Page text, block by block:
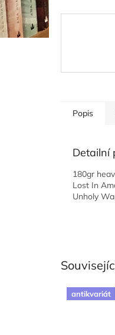
Popis
Detailní
180gr
Lost In
Unholy
antikvariát